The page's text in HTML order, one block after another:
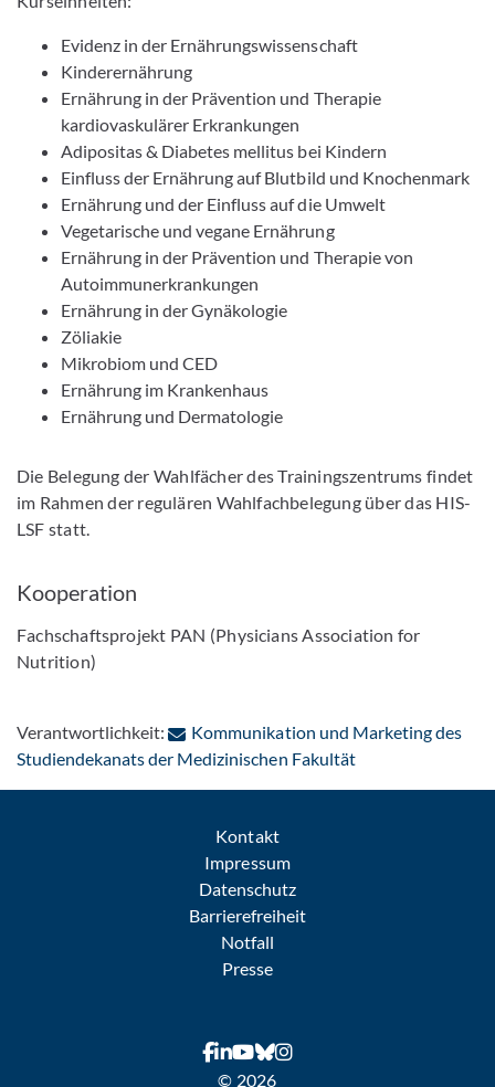
Evidenz in der Ernährungswissenschaft
Kinderernährung
Ernährung in der Prävention und Therapie
kardiovaskulärer Erkrankungen
Adipositas & Diabetes mellitus bei Kindern
Einfluss der Ernährung auf Blutbild und Knochenmark
Ernährung und der Einfluss auf die Umwelt
Vegetarische und vegane Ernährung
Ernährung in der Prävention und Therapie von
Autoimmunerkrankungen
Ernährung in der Gynäkologie
Zöliakie
Mikrobiom und CED
Ernährung im Krankenhaus
Ernährung und Dermatologie
Die Belegung der Wahlfächer des Trainingszentrums findet
im Rahmen der regulären Wahlfachbelegung über das HIS-
LSF statt.
Kooperation
Fachschaftsprojekt PAN (Physicians Association for
Nutrition)
Verantwortlichkeit:
Kommunikation und Marketing des
Studiendekanats der Medizinischen Fakultät: Per E-Mail
Kontakt
Impressum
Datenschutz
Barrierefreiheit
Notfall
Presse
© 2026